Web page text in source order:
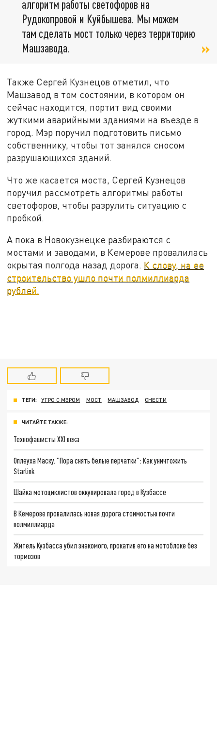
алгоритм работы светофоров на
Рудокопровой и Куйбышева. Мы можем
там сделать мост только через территорию
Машзавода.
Также Сергей Кузнецов отметил, что
Машзавод в том состоянии, в котором он
сейчас находится, портит вид своими
жуткими аварийными зданиями на въезде в
город. Мэр поручил подготовить письмо
собственнику, чтобы тот занялся сносом
разрушающихся зданий.
Что же касается моста, Сергей Кузнецов
поручил рассмотреть алгоритмы работы
светофоров, чтобы разрулить ситуацию с
пробкой.
А пока в Новокузнецке разбираются с
мостами и заводами, в Кемерове провалилась
окрытая полгода назад дорога. К слову, на ее
строительство ушло почти полмиллиарда
рублей.
ТЕГИ: УТРО С МЭРОМ МОСТ МАШЗАВОД СНЕСТИ
ЧИТАЙТЕ ТАКЖЕ:
Технофашисты XXI века
Оплеуха Маску. "Пора снять белые перчатки": Как уничтожить
Starlink
Шайка мотоциклистов оккупировала город в Кузбассе
В Кемерове провалилась новая дорога стоимостью почти
полмиллиарда
Житель Кузбасса убил знакомого, прокатив его на мотоблоке без
тормозов